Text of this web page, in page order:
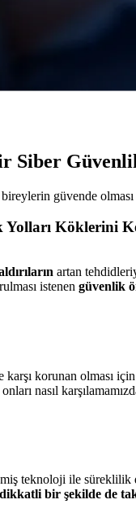
Siber
güvende
Yolları Köklerini
artan
istenen güvenlik
karşı korunan
nasıl
teknoloji ile
bir şekilde de